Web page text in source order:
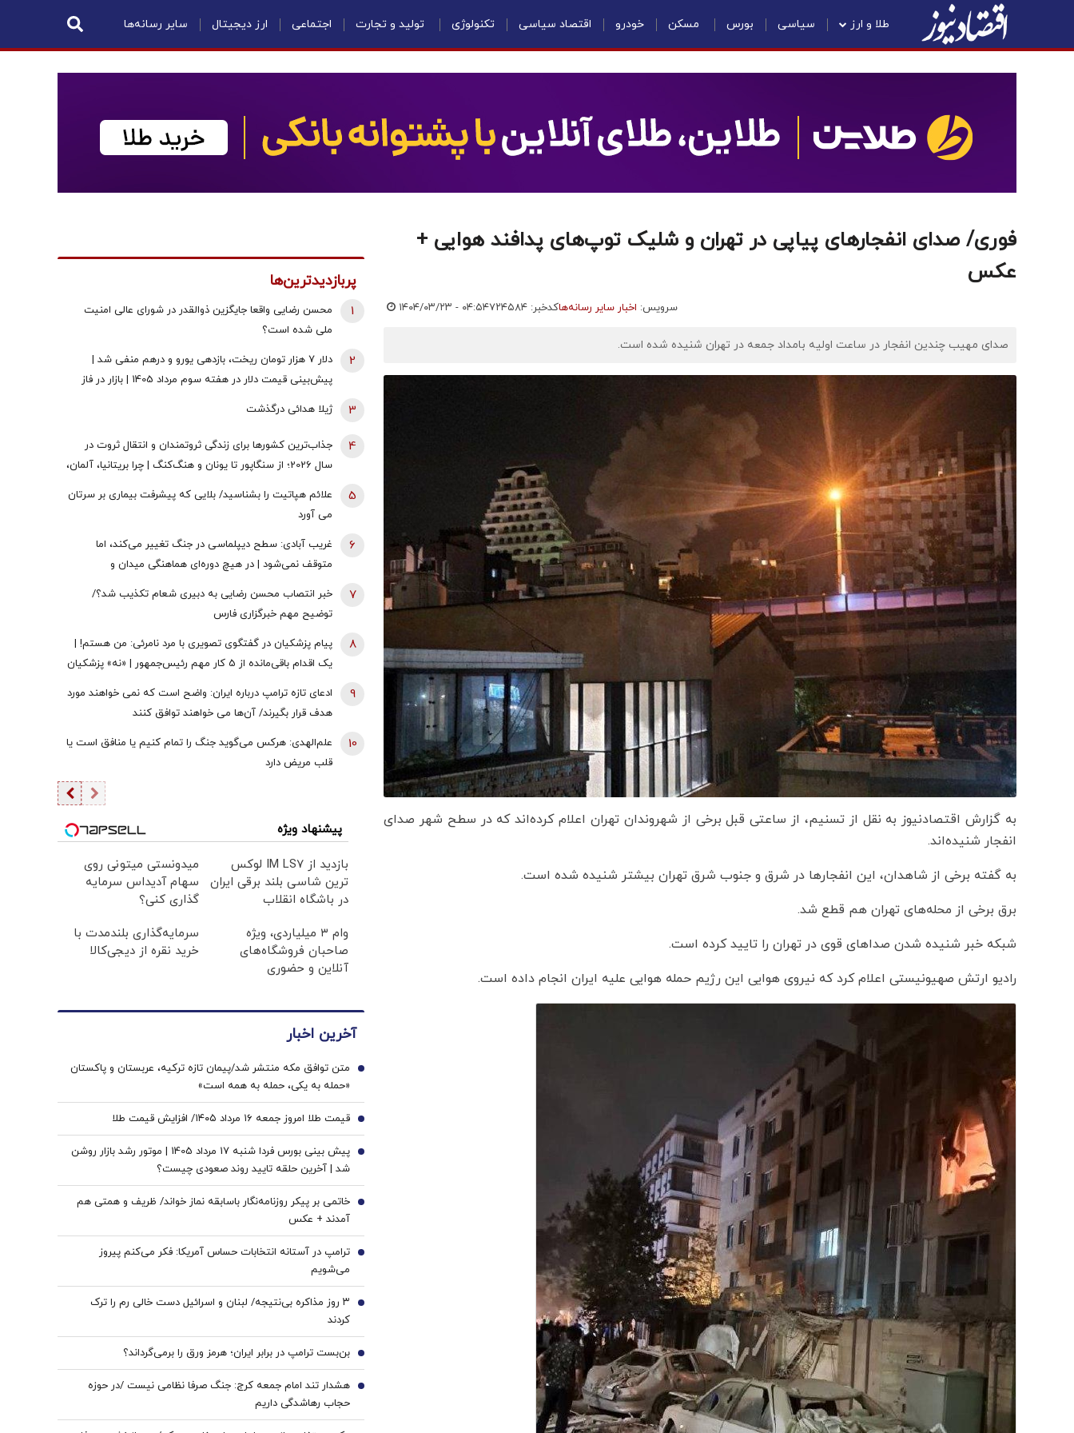
طلا و ارز سیاسی بورس مسکن خودرو اقتصاد سیاسی تکنولوژی تولید و تجارت اجتماعی ارز دیجیتال سایر رسانه‌ها
فوری/ صدای انفجارهای پیاپی در تهران و شلیک توپ‌های پدافند هوایی +
عکس
سرویس: اخبار سایر رسانه‌هاکدخبر: ۷۲۴۵۸۴ ۱۴۰۴/۰۳/۲۳ - ۰۴:۵۴
صدای مهیب چندین انفجار در ساعت اولیه بامداد جمعه در تهران شنیده شده است.
به گزارش اقتصادنیوز به نقل از تسنیم، از ساعتی قبل برخی از شهروندان تهران اعلام کرده‌اند که در سطح شهر صدای
انفجار شنیده‌اند.
به گفته برخی از شاهدان، این انفجارها در شرق و جنوب شرق تهران بیشتر شنیده شده است.
برق برخی از محله‌های تهران هم قطع شد.
شبکه خبر شنیده شدن صداهای قوی در تهران را تایید کرده است.
رادیو ارتش صهیونیستی اعلام کرد که نیروی هوایی این رژیم حمله هوایی علیه ایران انجام داده است.
پربازدیدترین‌ها
محسن رضایی واقعا جایگزین ذوالقدر در شورای عالی امنیت
ملی شده است؟
1
دلار ۷ هزار تومان ریخت، بازدهی یورو و درهم منفی شد |
پیش‌بینی قیمت دلار در هفته سوم مرداد 1405 | بازار در فاز
2
ژیلا هدائی درگذشت 3
جذاب‌ترین کشورها برای زندگی ثروتمندان و انتقال ثروت در
سال 2026؛ از سنگاپور تا یونان و هنگ‌کنگ | چرا بریتانیا، آلمان،
هستند؟
4
علائم هپاتیت را بشناسید/ بلایی که پیشرفت بیماری بر سرتان
می آورد
5
غریب آبادی: سطح دیپلماسی در جنگ تغییر می‌کند، اما
متوقف نمی‌شود | در هیچ دوره‌ای هماهنگی میدان و
ادبیاتمان در زمان صلح باشد؟
6
خبر انتصاب محسن رضایی به دبیری شعام تکذیب شد؟/
توضیح مهم خبرگزاری فارس
7
پیام پزشکیان در گفتگوی تصویری با مرد نامرئی: من هستم! |
یک اقدام باقی‌مانده از 5 کار مهم رئیس‌جمهور | «نه» پزشکیان
8
ادعای تازه ترامپ درباره ایران: واضح است که نمی خواهند مورد
هدف قرار بگیرند/ آن‌ها می خواهند توافق کنند
9
علم‌الهدی: هرکس می‌گوید جنگ را تمام کنیم یا منافق است یا
قلب مریض دارد
10
پیشنهاد ویژه
بازدید از IM LS7 لوکس
ترین شاسی بلند برقی ایران
در باشگاه انقلاب
میدونستی میتونی روی
سهام آدیداس سرمایه
گذاری کنی؟
وام ۳ میلیاردی، ویژه
صاحبان فروشگاه‌های
آنلاین و حضوری
سرمایه‌گذاری بلندمدت با
خرید نقره از دیجی‌کالا
آخرین اخبار
متن توافق مکه منتشر شد/پیمان تازه ترکیه، عربستان و پاکستان
«حمله به یکی، حمله به همه است»
1
قیمت طلا امروز جمعه ۱۶ مرداد ۱۴۰۵/ افزایش قیمت طلا 2
پیش بینی بورس فردا شنبه 17 مرداد 1405 | موتور رشد بازار روشن
شد | آخرین حلقه تایید روند صعودی چیست؟
3
خاتمی بر پیکر روزنامه‌نگار باسابقه نماز خواند/ ظریف و همتی هم
آمدند + عکس
4
ترامپ در آستانه انتخابات حساس آمریکا: فکر می‌کنم پیروز
می‌شویم
5
۳ روز مذاکره بی‌نتیجه/ لبنان و اسرائیل دست خالی رم را ترک
کردند
6
بن‌بست ترامپ در برابر ایران؛ هرمز ورق را برمی‌گرداند؟ 7
هشدار تند امام جمعه کرج: جنگ صرفا نظامی نیست /در حوزه
حجاب رهاشدگی داریم
8